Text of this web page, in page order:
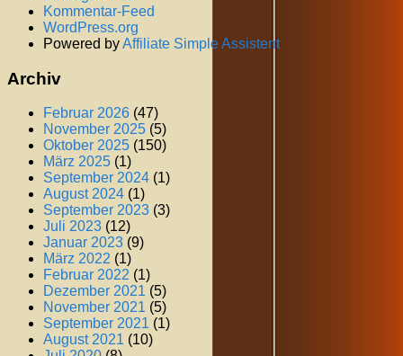
Kommentar-Feed
WordPress.org
Powered byAffiliate Simple Assistent
Archiv
Februar 2026 (47)
November 2025 (5)
Oktober 2025 (150)
März 2025 (1)
September 2024 (1)
August 2024 (1)
September 2023 (3)
Juli 2023 (12)
Januar 2023 (9)
März 2022 (1)
Februar 2022 (1)
Dezember 2021 (5)
November 2021 (5)
September 2021 (1)
August 2021 (10)